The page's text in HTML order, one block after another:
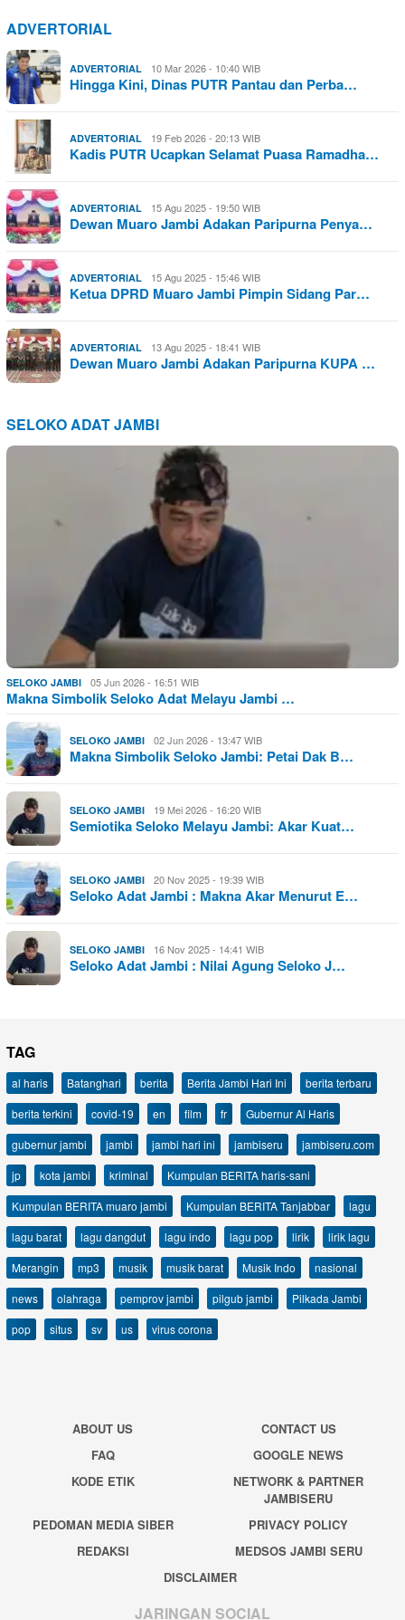
ADVERTORIAL
ADVERTORIAL 10 Mar 2026 - 10:40 WIB
Hingga Kini, Dinas PUTR Pantau dan Perba…
ADVERTORIAL 19 Feb 2026 - 20:13 WIB
Kadis PUTR Ucapkan Selamat Puasa Ramadha…
ADVERTORIAL 15 Agu 2025 - 19:50 WIB
Dewan Muaro Jambi Adakan Paripurna Penya…
ADVERTORIAL 15 Agu 2025 - 15:46 WIB
Ketua DPRD Muaro Jambi Pimpin Sidang Par…
ADVERTORIAL 13 Agu 2025 - 18:41 WIB
Dewan Muaro Jambi Adakan Paripurna KUPA …
SELOKO ADAT JAMBI
SELOKO JAMBI 05 Jun 2026 - 16:51 WIB
Makna Simbolik Seloko Adat Melayu Jambi …
SELOKO JAMBI 02 Jun 2026 - 13:47 WIB
Makna Simbolik Seloko Jambi: Petai Dak B…
SELOKO JAMBI 19 Mei 2026 - 16:20 WIB
Semiotika Seloko Melayu Jambi: Akar Kuat…
SELOKO JAMBI 20 Nov 2025 - 19:39 WIB
Seloko Adat Jambi : Makna Akar Menurut E…
SELOKO JAMBI 16 Nov 2025 - 14:41 WIB
Seloko Adat Jambi : Nilai Agung Seloko J…
TAG
al haris Batanghari berita Berita Jambi Hari Ini
berita terbaru
berita terkini
covid-19 en film fr
Gubernur Al Haris
gubernur jambi
jambi jambi hari ini jambiseru
jambiseru.com
jp
kota jambi kriminal
Kumpulan BERITA haris-sani
Kumpulan BERITA muaro jambi
Kumpulan BERITA Tanjabbar
lagu
lagu barat
lagu dangdut lagu indo lagu pop lirik
lirik lagu
Merangin
mp3 musik musik barat Musik Indo
nasional
news
olahraga pemprov jambi pilgub jambi
Pilkada Jambi
pop
situs sv us virus corona
ABOUT US
CONTACT US
FAQ
GOOGLE NEWS
KODE ETIK
NETWORK & PARTNER
JAMBISERU
PEDOMAN MEDIA SIBER
PRIVACY POLICY
REDAKSI
MEDSOS JAMBI SERU
DISCLAIMER
JARINGAN SOCIAL